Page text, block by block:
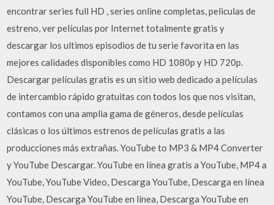
encontrar series full HD , series online completas, peliculas de
estreno, ver películas por Internet totalmente gratis y
descargar los ultimos episodios de tu serie favorita en las
mejores calidades disponibles como HD 1080p y HD 720p.
Descargar películas gratis es un sitio web dedicado a películas
de intercambio rápido gratuitas con todos los que nos visitan,
contamos con una amplia gama de géneros, desde películas
clásicas o los últimos estrenos de películas gratis a las
producciones más extrañas. YouTube to MP3 & MP4 Converter
y YouTube Descargar. YouTube en línea gratis a YouTube, MP4 a
YouTube, YouTube Video, Descarga YouTube, Descarga en línea
YouTube, Descarga YouTube en línea, Descarga YouTube en